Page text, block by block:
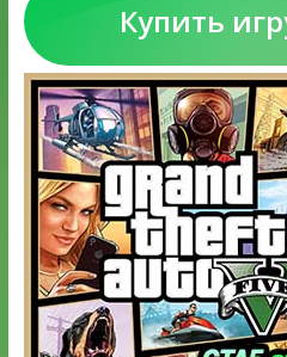
Купить